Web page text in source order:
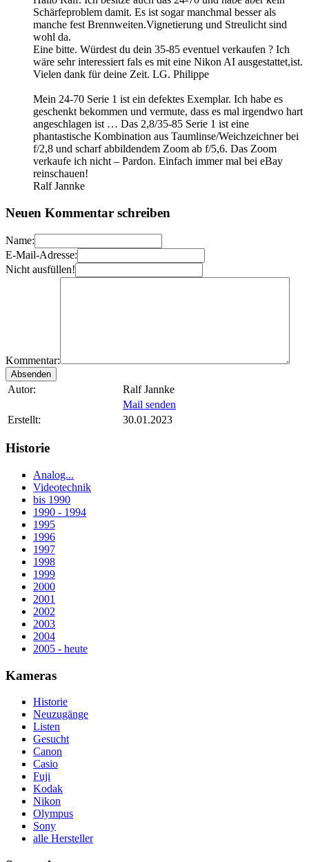
Schärfeproblem damit. Es ist sogar manchmal besser als
manche fest Brennweiten.Vignetierung und Streulicht sind
wohl da.
Eine bitte. Würdest du dein 35-85 eventuel verkaufen ? Ich
wäre sehr interessiert fals es mit eine Nikon AI ausgestattet,ist.
Vielen dank für deine Zeit. LG. Philippe
Mein 24-70 Serie 1 ist ein defektes Exemplar. Ich habe es
geschenkt bekommen und vermute, dass es mal irgendwo hart
angeschlagen ist … Das 2,8/35-85 Serie 1 ist eine
phantastische Kombination aus Taumlinse/Weichzeichner bei
f/2,8 und scharf abbildendem Zoom ab f/5,6. Das Zoom
verkaufe ich nicht – Pardon. Einfach immer mal bei eBay
reinschauen!
Ralf Jannke
Neuen Kommentar schreiben
Name:
E-Mail-Adresse:
Nicht ausfüllen!
Kommentar:
Autor:
Ralf Jannke
Mail senden
Erstellt:
30.01.2023
Historie
Analog...
Videotechnik
bis 1990
1990 - 1994
1995
1996
1997
1998
1999
2000
2001
2002
2003
2004
2005 - heute
Kameras
Historie
Neuzugänge
Listen
Gesucht
Canon
Casio
Fuji
Kodak
Nikon
Olympus
Sony
alle Hersteller